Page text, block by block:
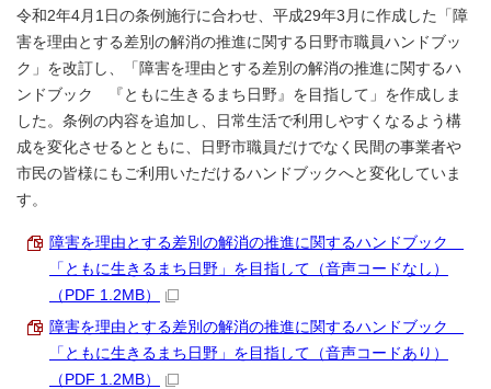
令和2年4月1日の条例施行に合わせ、平成29年3月に作成した「障
害を理由とする差別の解消の推進に関する日野市職員ハンドブッ
ク」を改訂し、「障害を理由とする差別の解消の推進に関するハ
ンドブック 『ともに生きるまち日野』を目指して」を作成しま
した。条例の内容を追加し、日常生活で利用しやすくなるよう構
成を変化させるとともに、日野市職員だけでなく民間の事業者や
市民の皆様にもご利用いただけるハンドブックへと変化していま
す。
障害を理由とする差別の解消の推進に関するハンドブック
「ともに生きるまち日野」を目指して（音声コードなし）
（PDF 1.2MB）
障害を理由とする差別の解消の推進に関するハンドブック
「ともに生きるまち日野」を目指して（音声コードあり）
（PDF 1.2MB）